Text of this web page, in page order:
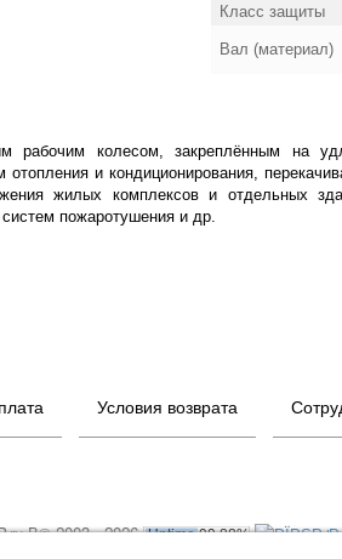
Класс защиты
Вал (материал)
колесом, закреплённым на
и кондиционирования,
жилых комплексов и отдельных
пожаротушения и др.
Условия возврата
В© 2003 - 2026